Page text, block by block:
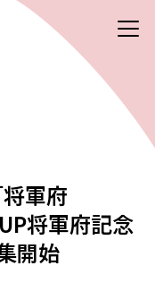
軍府
将軍府記念
開始